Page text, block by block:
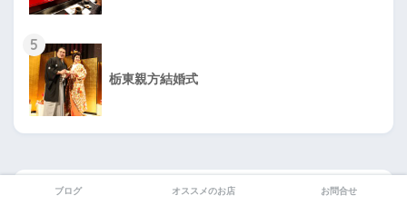
5
栃東親方結婚式
ブログ オススメのお店 お問合せ